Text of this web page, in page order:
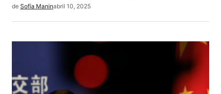
de Sofía Maninabril 10, 2025